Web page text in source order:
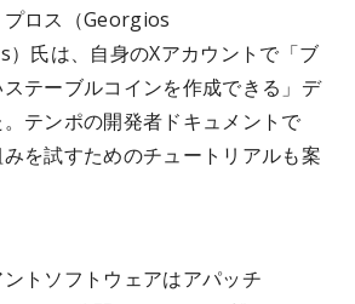
ロス（Georgios
氏は、自身のXアカウントで「ブ
テーブルコインを作成できる」デ
テンポの開発者ドキュメントで
を試すためのチュートリアルも案
トソフトウェアはアパッチ